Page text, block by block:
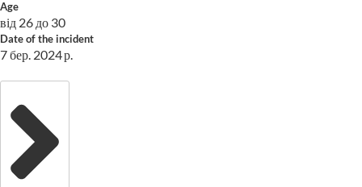
Age
від 26 до 30
Date of the incident
7 бер. 2024 р.